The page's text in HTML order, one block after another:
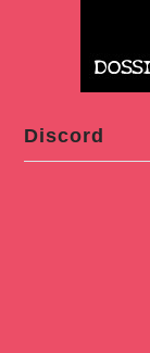
Discord